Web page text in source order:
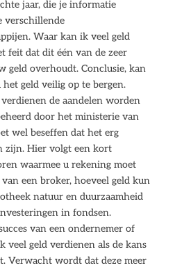
jaar, die je informatie
verschillende
Waar kan ik veel geld
feit dat dit één van de zeer
geld overhoudt. Conclusie, kan
geld veilig op te bergen.
de aandelen worden
door het ministerie van
wel beseffen dat het erg
zijn. Hier volgt een kort
waarmee u rekening moet
een broker, hoeveel geld kun
natuur en duurzaamheid
in fondsen.
van een ondernemer of
veel geld verdienen als de kans
Verwacht wordt dat deze meer